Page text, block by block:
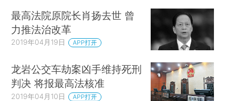
最高法院原院长肖扬去世 曾
力推法治改革
2019年04月19日 APP打开
龙岩公交车劫案凶手维持死刑
判决 将报最高法核准
2019年04月10日 APP打开